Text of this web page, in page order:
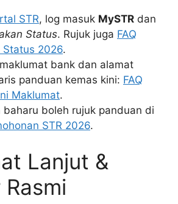
STR, log masuk MySTR dan
Status. Rujuk juga FAQ
Status 2026.
bank dan alamat
panduan kemas kini: FAQ
Maklumat.
baharu boleh rujuk panduan di
STR 2026.
Lanjut &